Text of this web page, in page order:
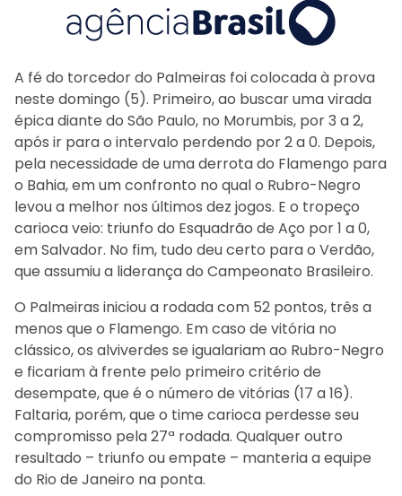
A fé do torcedor do Palmeiras foi colocada à prova
neste domingo (5). Primeiro, ao buscar uma virada
épica diante do São Paulo, no Morumbis, por 3 a 2,
após ir para o intervalo perdendo por 2 a 0. Depois,
pela necessidade de uma derrota do Flamengo para
o Bahia, em um confronto no qual o Rubro-Negro
levou a melhor nos últimos dez jogos. E o tropeço
carioca veio: triunfo do Esquadrão de Aço por 1 a 0,
em Salvador. No fim, tudo deu certo para o Verdão,
que assumiu a liderança do Campeonato Brasileiro.
O Palmeiras iniciou a rodada com 52 pontos, três a
menos que o Flamengo. Em caso de vitória no
clássico, os alviverdes se igualariam ao Rubro-Negro
e ficariam à frente pelo primeiro critério de
desempate, que é o número de vitórias (17 a 16).
Faltaria, porém, que o time carioca perdesse seu
compromisso pela 27ª rodada. Qualquer outro
resultado – triunfo ou empate – manteria a equipe
do Rio de Janeiro na ponta.